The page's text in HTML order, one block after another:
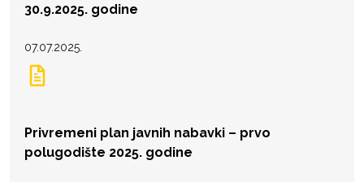
30.9.2025. godine
07.07.2025.
Privremeni plan javnih nabavki – prvo
polugodište 2025. godine